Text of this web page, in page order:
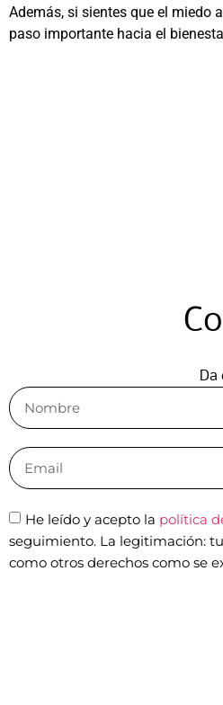
Además, si sientes que el miedo
paso importante hacia el
Da
He leído y acepto la política
seguimiento. La legitimación:
como otros derechos como se